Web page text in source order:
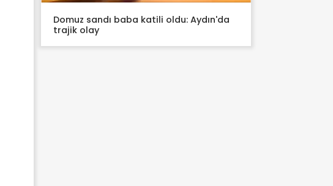
Domuz sandı baba katili oldu: Aydın'da
trajik olay